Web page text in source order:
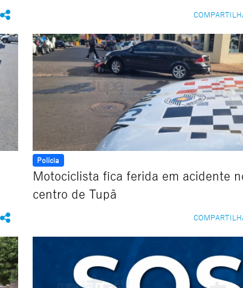
Polícia
Motociclista fica ferida em acidente
centro de Tupã